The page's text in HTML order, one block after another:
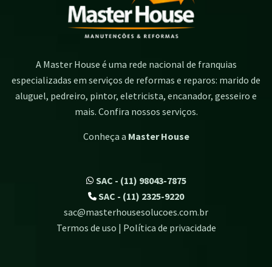
A Master House é uma rede nacional de franquias
especializadas em serviços de reformas e reparos: marido de
aluguel, pedreiro, pintor, eletricista, encanador, gesseiro e
mais. Confira nossos serviços.
Conheça a Master House
SAC - (11) 98043-7875
SAC - (11) 2325-9220
sac@masterhousesolucoes.com.br
Termos de uso | Política de privacidade